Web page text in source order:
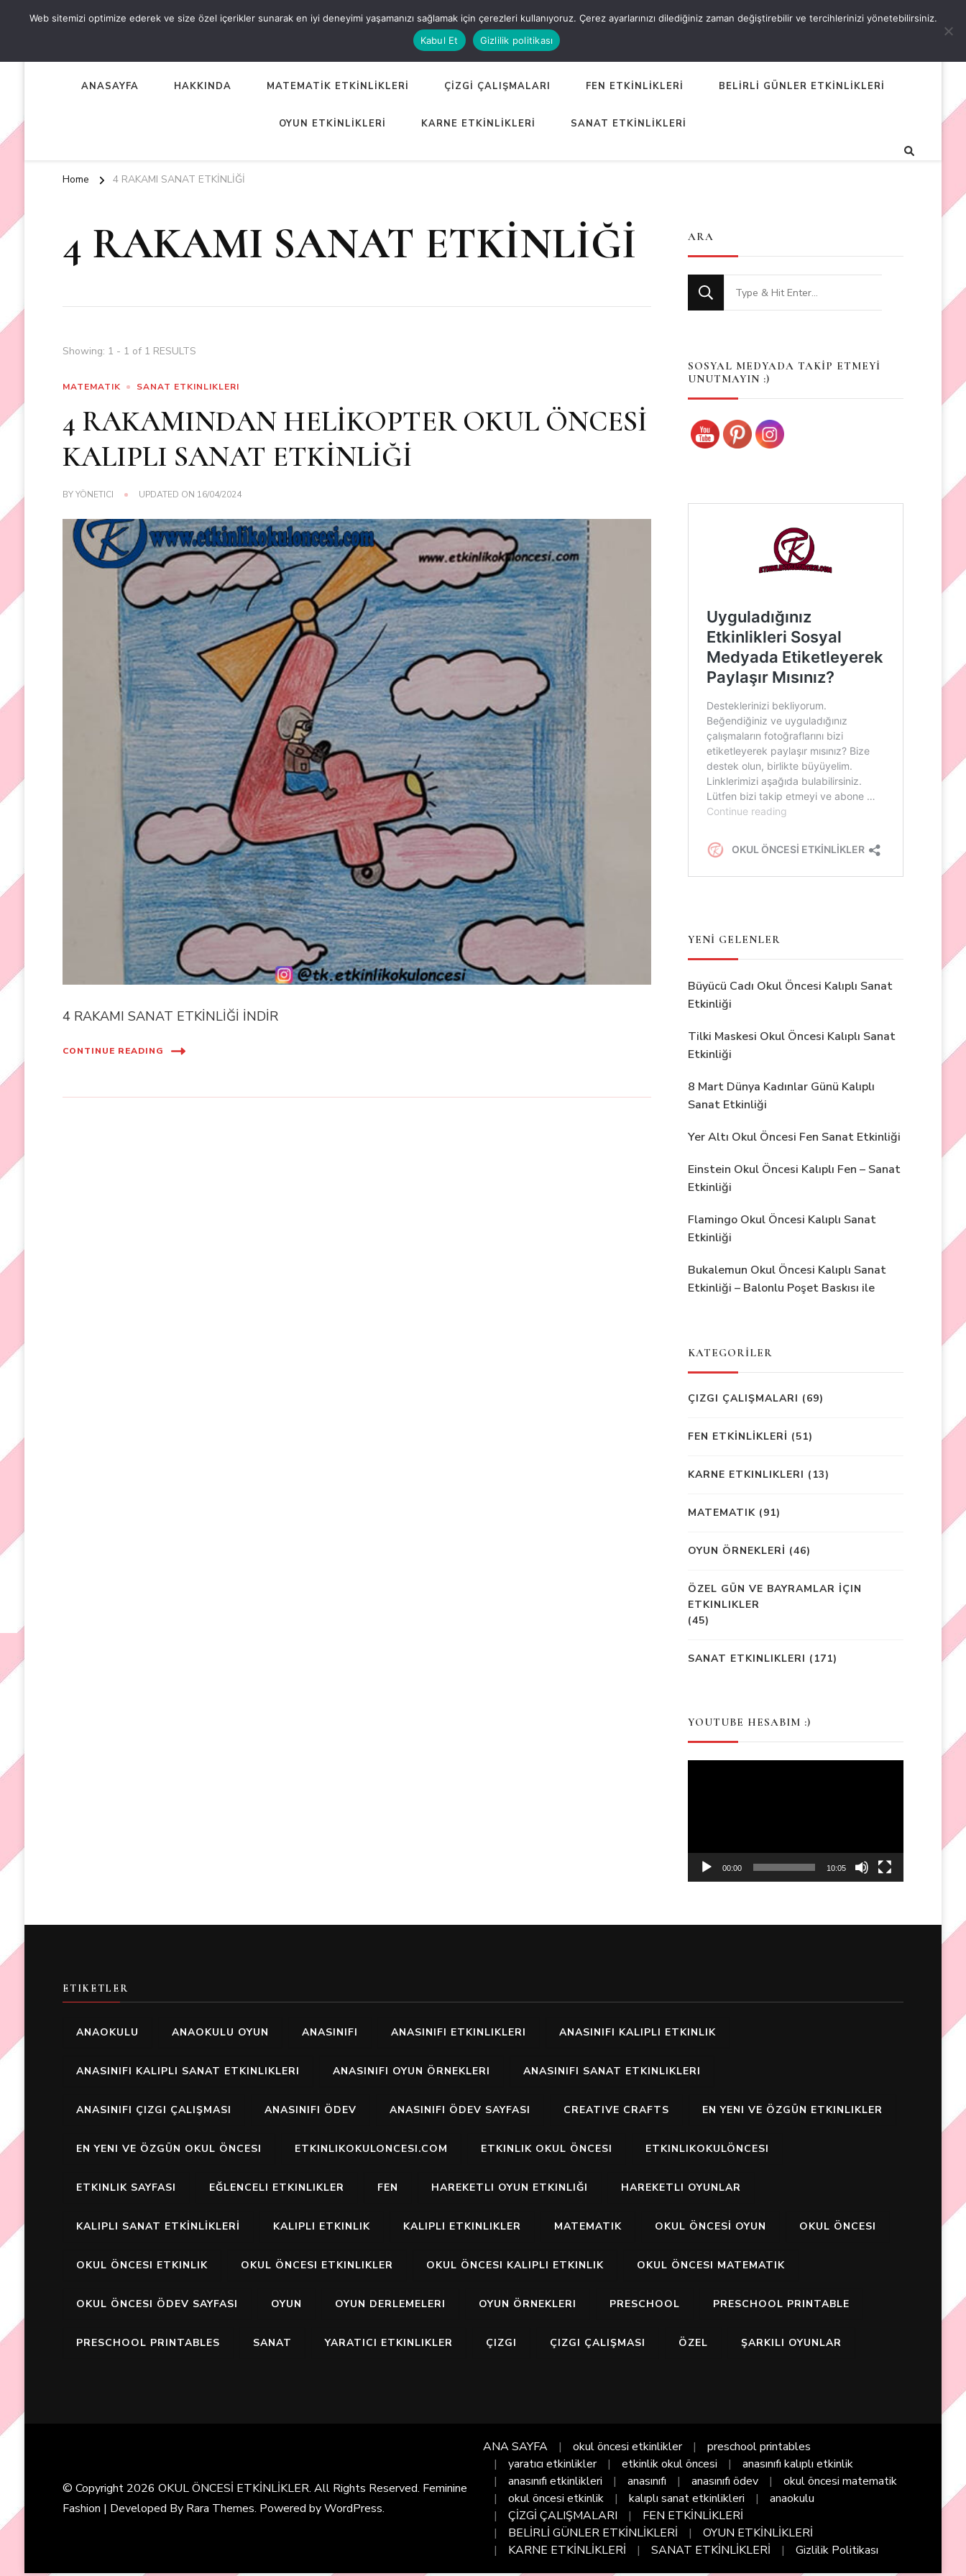
OKUL ÖNCESİ ETKİNLİKLER
ANASAYFA HAKKINDA MATEMATİK ETKİNLİKLERİ ÇİZGİ ÇALIŞMALARI FEN ETKİNLİKLERİ BELİRLİ GÜNLER ETKİNLİKLERİ
OYUN ETKİNLİKLERİ KARNE ETKİNLİKLERİ SANAT ETKİNLİKLERİ
Home 4 RAKAMI SANAT ETKİNLİĞİ
4 RAKAMI SANAT ETKİNLİĞİ
Showing: 1 - 1 of 1 RESULTS
MATEMATIK SANAT ETKINLIKLERI
4 RAKAMINDAN HELİKOPTER OKUL ÖNCESİ
KALIPLI SANAT ETKİNLİĞİ
BYYÖNETICI UPDATED ON 16/04/2024
4 RAKAMI SANAT ETKİNLİĞİ İNDİR
CONTINUE READING
ARA
Looking
for
SOSYAL MEDYADA TAKİP ETMEYİ
UNUTMAYIN :)
YENİ GELENLER
Büyücü Cadı Okul Öncesi Kalıplı Sanat
Etkinliği
Tilki Maskesi Okul Öncesi Kalıplı Sanat
Etkinliği
8 Mart Dünya Kadınlar Günü Kalıplı
Sanat Etkinliği
Yer Altı Okul Öncesi Fen Sanat Etkinliği
Einstein Okul Öncesi Kalıplı Fen – Sanat
Etkinliği
Flamingo Okul Öncesi Kalıplı Sanat
Etkinliği
Bukalemun Okul Öncesi Kalıplı Sanat
Etkinliği – Balonlu Poşet Baskısı ile
KATEGORİLER
ÇIZGI ÇALIŞMALARI (69)
FEN ETKİNLİKLERİ (51)
KARNE ETKINLIKLERI (13)
MATEMATIK(91)
OYUN ÖRNEKLERİ (46)
ÖZEL GÜN VE BAYRAMLAR İÇIN
ETKINLIKLER
(45)
SANAT ETKINLIKLERI (171)
YOUTUBE HESABIM :)
00:00 10:05
ETIKETLER
ANAOKULU ANAOKULU OYUN ANASINIFI ANASINIFI ETKINLIKLERI ANASINIFI KALIPLI ETKINLIK
ANASINIFI KALIPLI SANAT ETKINLIKLERI ANASINIFI OYUN ÖRNEKLERI ANASINIFI SANAT ETKINLIKLERI
ANASINIFI ÇIZGI ÇALIŞMASI ANASINIFI ÖDEV ANASINIFI ÖDEV SAYFASI CREATIVE CRAFTS EN YENI VE ÖZGÜN ETKINLIKLER
EN YENI VE ÖZGÜN OKUL ÖNCESI ETKINLIKOKULONCESI.COM ETKINLIK OKUL ÖNCESI ETKINLIKOKULÖNCESI
ETKINLIK SAYFASI EĞLENCELI ETKINLIKLER FEN HAREKETLI OYUN ETKINLIĞI HAREKETLI OYUNLAR
KALIPLI SANAT ETKİNLİKLERİ KALIPLI ETKINLIK KALIPLI ETKINLIKLER MATEMATIK OKUL ÖNCESİ OYUN OKUL ÖNCESI
OKUL ÖNCESI ETKINLIK OKUL ÖNCESI ETKINLIKLER OKUL ÖNCESI KALIPLI ETKINLIK OKUL ÖNCESI MATEMATIK
OKUL ÖNCESI ÖDEV SAYFASI OYUN OYUN DERLEMELERI OYUN ÖRNEKLERI PRESCHOOL PRESCHOOL PRINTABLE
PRESCHOOL PRINTABLES SANAT YARATICI ETKINLIKLER ÇIZGI ÇIZGI ÇALIŞMASI ÖZEL ŞARKILI OYUNLAR
© Copyright 2026 OKUL ÖNCESİ ETKİNLİKLER. All Rights Reserved. Feminine
Fashion | Developed By Rara Themes. Powered byWordPress.
ANA SAYFA okul öncesi etkinlikler
preschool printables
yaratıcı etkinlikler
etkinlik okul öncesi
anasınıfı kalıplı etkinlik
anasınıfı etkinlikleri
anasınıfı anasınıfı ödev
okul öncesi matematik
okul öncesi etkinlik
kalıplı sanat etkinlikleri
anaokulu
ÇİZGİ ÇALIŞMALARI
FEN ETKİNLİKLERİ
BELİRLİ GÜNLER ETKİNLİKLERİ
OYUN ETKİNLİKLERİ
KARNE ETKİNLİKLERİ
SANAT ETKİNLİKLERİ Gizlilik Politikası
Web sitemizi optimize ederek ve size özel içerikler sunarak en iyi deneyimi yaşamanızı sağlamak için çerezleri kullanıyoruz. Çerez ayarlarınızı dilediğiniz zaman değiştirebilir ve tercihlerinizi yönetebilirsiniz.
Kabul Et
Gizlilik politikası